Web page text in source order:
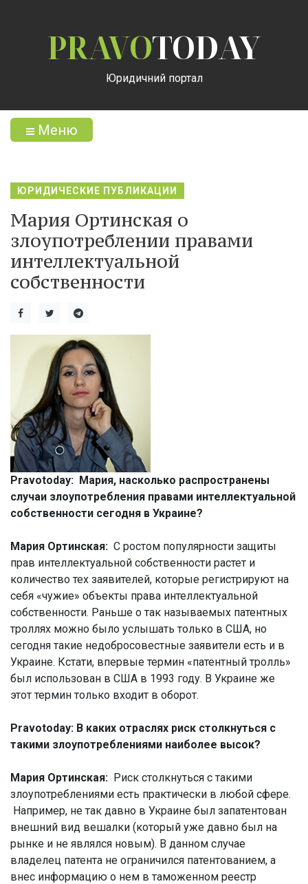
PRAVOTODAY
Юридичний портал
Меню
ЮРИДИЧЕСКИЕ ПУБЛИКАЦИИ
Мария Ортинская о
злоупотреблении правами
интеллектуальной
собственности
Pravotoday: Мария, насколько распространены
случаи злоупотребления правами интеллектуальной
собственности сегодня в Украине?
Мария Ортинская: С ростом популярности защиты
прав интеллектуальной собственности растет и
количество тех заявителей, которые регистрируют на
себя «чужие» объекты права интеллектуальной
собственности. Раньше о так называемых патентных
троллях можно было услышать только в США, но
сегодня такие недобросовестные заявители есть и в
Украине. Кстати, впервые термин «патентный тролль»
был использован в США в 1993 году. В Украине же
этот термин только входит в оборот.
Pravotoday: В каких отраслях риск столкнуться с
такими злоупотреблениями наиболее высок?
Мария Ортинская: Риск столкнуться с такими
злоупотреблениями есть практически в любой сфере.
Например, не так давно в Украине был запатентован
внешний вид вешалки (который уже давно был на
рынке и не являлся новым). В данном случае
владелец патента не ограничился патентованием, а
внес информацию о нем в таможенном реестр